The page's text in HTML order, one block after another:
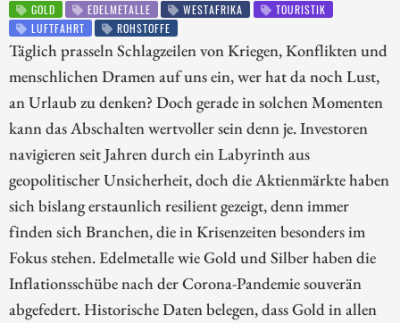
GOLD EDELMETALLE WESTAFRIKA
TOURISTIK
LUFTFAHRT
ROHSTOFFE
Täglich prasseln Schlagzeilen von Kriegen, Konflikten und
menschlichen Dramen auf uns ein, wer hat da noch Lust,
an Urlaub zu denken? Doch gerade in solchen Momenten
kann das Abschalten wertvoller sein denn je. Investoren
navigieren seit Jahren durch ein Labyrinth aus
geopolitischer Unsicherheit, doch die Aktienmärkte haben
sich bislang erstaunlich resilient gezeigt, denn immer
finden sich Branchen, die in Krisenzeiten besonders im
Fokus stehen. Edelmetalle wie Gold und Silber haben die
Inflationsschübe nach der Corona-Pandemie souverän
abgefedert. Historische Daten belegen, dass Gold in allen